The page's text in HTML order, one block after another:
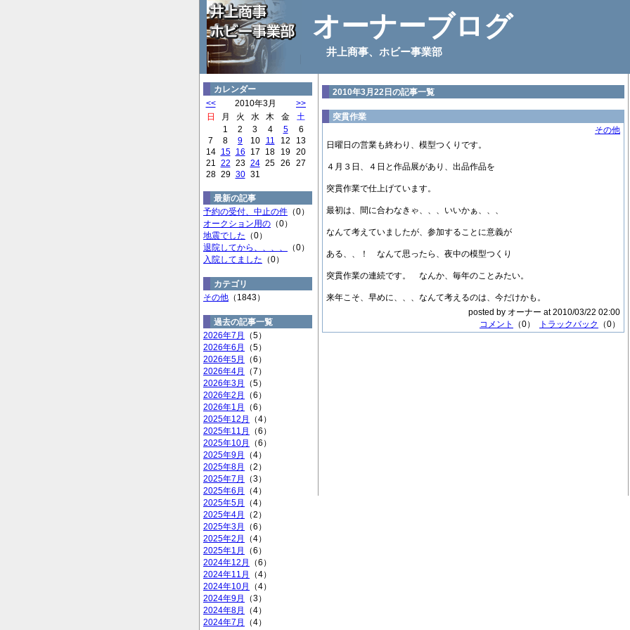
オーナーブログ
井上商事、ホビー事業部
カレンダー
<<
2010年3月
>>
日
月 火 水 木 金
土
1
2 3 4 5
6
7
8 9 10 11 12
13
14
15 16 17 18 19 20
21 22 23 24 25 26
27
28 29 30 31
最新の記事
予約の受付、中止の件 （0）
オークション用の （0）
地震でした （0）
退院してから、、、、
（0）
入院してました （0）
カテゴリ
その他 （1843）
過去の記事一覧
2026年7月
（5）
2026年6月
（5）
2026年5月
（6）
2026年4月
（7）
2026年3月
（5）
2026年2月
（6）
2026年1月
（6）
2025年12月
（4）
2025年11月
（6）
2025年10月
（6）
2025年9月
（4）
2025年8月
（2）
2025年7月
（3）
2025年6月
（4）
2025年5月
（4）
2025年4月
（2）
2025年3月
（6）
2025年2月
（4）
2025年1月
（6）
2024年12月
（6）
2024年11月
（4）
2024年10月
（4）
2024年9月
（3）
2024年8月
（4）
2024年7月
（4）
2010年3月22日の記事一覧
突貫作業
その他
日曜日の営業も終わり、模型つくりです。
４月３日、４日と作品展があり、出品作品を
突貫作業で仕上げています。
最初は、間に合わなきゃ、、、いいかぁ、、、
なんて考えていましたが、参加することに意義が
ある、、！ なんて思ったら、夜中の模型つくり
突貫作業の連続です。 なんか、毎年のことみたい。
来年こそ、早めに、、、なんて考えるのは、今だけかも。
posted by オーナー at 2010/03/22 02:00
コメント
（0） トラックバック （0）